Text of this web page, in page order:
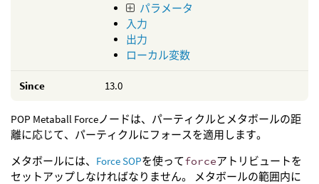
パラメータ
入力
出力
ローカル変数
Since 13.0
POP Metaball Forceノードは、パーティクルとメタボールの距
離に応じて、パーティクルにフォースを適用します。
メタボールには、 Force SOPを使ってforceアトリビュートを
セットアップしなければなりません。 メタボールの範囲内に